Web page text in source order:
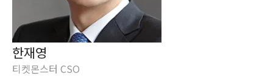
한재영
티켓몬스터 CSO